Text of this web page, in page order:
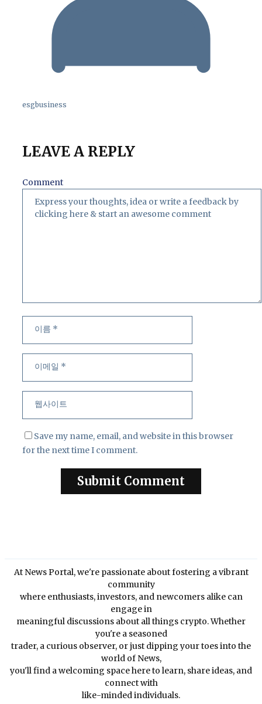
esgbusiness
LEAVE A REPLY
Comment
Save my name, email, and website in this browser
for the next time I comment.
At News Portal, we're passionate about fostering a vibrant
community
where enthusiasts, investors, and newcomers alike can
engage in
meaningful discussions about all things crypto. Whether
you're a seasoned
trader, a curious observer, or just dipping your toes into the
world of News,
you'll find a welcoming space here to learn, share ideas, and
connect with
like-minded individuals.